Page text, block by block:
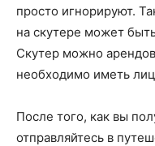
просто игнорируют.
на скутере может
Скутер можно
необходимо иметь
После того, как вы
отправляйтесь в